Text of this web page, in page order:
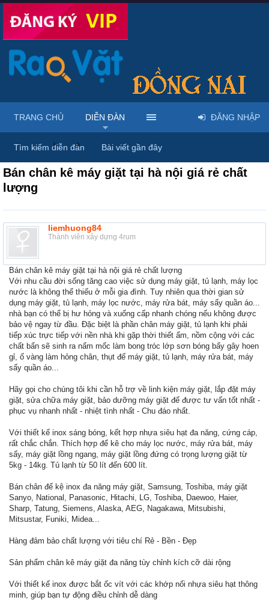
Diễn đàn ... Mua bán & sửa điện tử, điện lạnh
Bán chân kê máy giặt tại hà nội giá rẻ chất
lượng
liemhuong84
Thành viên xây dựng 4rum
Bán chân kê máy giặt tại hà nội giá rẻ chất lượng
Với nhu cầu đời sống tăng cao việc sử dụng máy giặt, tủ lạnh, máy lọc
nước là không thể thiếu ở mỗi gia đình. Tuy nhiên qua thời gian sử
dụng máy giặt, tủ lạnh, máy lọc nước, máy rửa bát, máy sấy quần áo...
nhà bạn có thể bị hư hỏng và xuống cấp nhanh chóng nếu không được
bảo vệ ngay từ đầu. Đặc biệt là phần chân máy giặt, tủ lạnh khi phải
tiếp xúc trực tiếp với nền nhà khi gặp thời thiết ẩm, nồm cộng với các
chất bẩn sẽ sinh ra nấm mốc làm bong tróc lớp sơn bóng bẩy gây hoen
gỉ, ố vàng làm hỏng chân, thụt đế máy giặt, tủ lạnh, máy rửa bát, máy
sấy quần áo...
Hãy gọi cho chúng tôi khi cần hỗ trợ về linh kiện máy giặt, lắp đặt máy
giặt, sửa chữa máy giặt, bảo dưỡng máy giặt để được tư vấn tốt nhất -
phục vụ nhanh nhất - nhiệt tình nhất - Chu đáo nhất.
Với thiết kế inox sáng bóng, kết hợp nhựa siêu hạt đa năng, cứng cáp,
rất chắc chắn. Thích hợp để kê cho máy lọc nước, máy rửa bát, máy
sấy, máy giặt lồng ngang, máy giặt lồng đứng có trọng lượng giặt từ
5kg - 14kg. Tủ lạnh từ 50 lít đến 600 lít.
Bán chân đế kệ inox đa năng máy giặt, Samsung, Toshiba, máy giặt
Sanyo, National, Panasonic, Hitachi, LG, Toshiba, Daewoo, Haier,
Sharp, Tatung, Siemens, Alaska, AEG, Nagakawa, Mitsubishi,
Mitsustar, Funiki, Midea...
Hàng đảm bảo chất lượng với tiêu chí Rẻ - Bền - Đẹp
Sản phẩm chân kê máy giặt đa năng tùy chỉnh kích cỡ dài rộng
Với thiết kế inox được bắt ốc vít với các khớp nối nhựa siêu hạt thông
minh, giúp bạn tự động điều chỉnh dễ dàng
TRANG CHỦ DIỄN ĐÀN
Tìm kiếm diễn đàn Bài viết gần đây
ĐĂNG NHẬP